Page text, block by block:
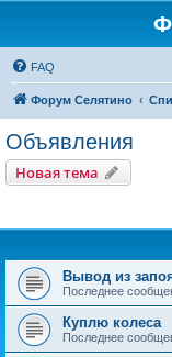
FAQ
Форум Селятино
Объявления
Новая тема
Вывод из
Последнее
Куплю колеса
Последнее